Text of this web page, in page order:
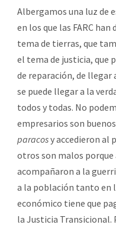
Albergamos una luz de
en los que las FARC
tema de tierras, que
el tema de justicia, que
de reparación, de llegar
se puede llegar a la
todos y todas. No
empresarios son
paracosy accedieron al
otros son malos porque
acompañaron a la
a la población tanto en
económico tiene que
la Justicia Transicional.